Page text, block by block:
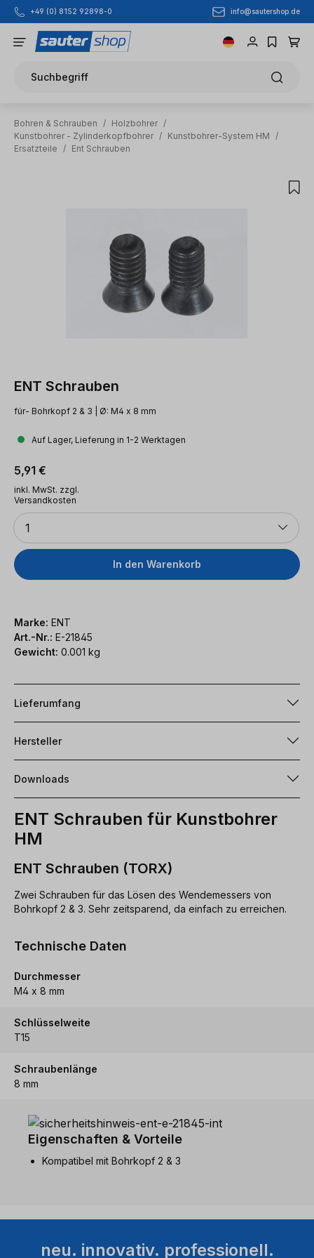
Zum Hauptinhalt springen
+49 (0) 8152 92898-0 info@sautershop.de
Suchbegriff
Bohren & Schrauben / Holzbohrer /
Kunstbohrer - Zylinderkopfbohrer / Kunstbohrer-System HM
/
Ersatzteile
/ Ent Schrauben
ENT Schrauben
für- Bohrkopf 2 & 3 | Ø: M4 x 8 mm
Auf Lager, Lieferung in 1-2 Werktagen
Regulärer Preis:
5,91 €
inkl. MwSt. zzgl.
Versandkosten
Anzahl
1
In den Warenkorb
Marke: ENT
Art.-Nr.: E-21845
Gewicht: 0.001 kg
Lieferumfang
Hersteller
Downloads
ENT Schrauben für Kunstbohrer
HM
ENT Schrauben (TORX)
Zwei Schrauben für das Lösen des Wendemessers von
Bohrkopf 2 & 3. Sehr zeitsparend, da einfach zu erreichen.
Technische Daten
Durchmesser
M4 x 8 mm
Schlüsselweite
T15
Schraubenlänge
8 mm
Eigenschaften & Vorteile
Kompatibel mit Bohrkopf 2 & 3
neu. innovativ. professionell.